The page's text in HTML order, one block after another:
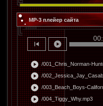
MP-3 плейер сайта
skip_previous play_circle
play_circle /001_Chris_Norman-
play_circle /
play_circle /003_Beach_Boys-
play_circle /004_Tiggy_Why.mp3